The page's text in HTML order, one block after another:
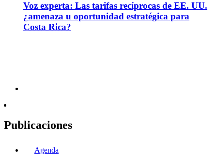
Voz experta: Las tarifas recíprocas de EE. UU.
¿amenaza u oportunidad estratégica para
Costa Rica?
Publicaciones
Agenda